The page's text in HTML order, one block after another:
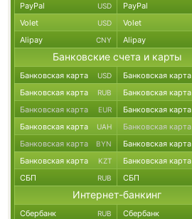
PayPal USD PayPal
Volet USD Volet
Alipay CNY Alipay
Банковские счета и карты
Банковская карта USD Банковская карта
Банковская карта RUB Банковская карта
Банковская карта EUR Банковская карта
Банковская карта UAH Банковская карта
Банковская карта BYN Банковская карта
Банковская карта KZT Банковская карта
СБП RUB СБП
Интернет-банкинг
Сбербанк RUB Сбербанк